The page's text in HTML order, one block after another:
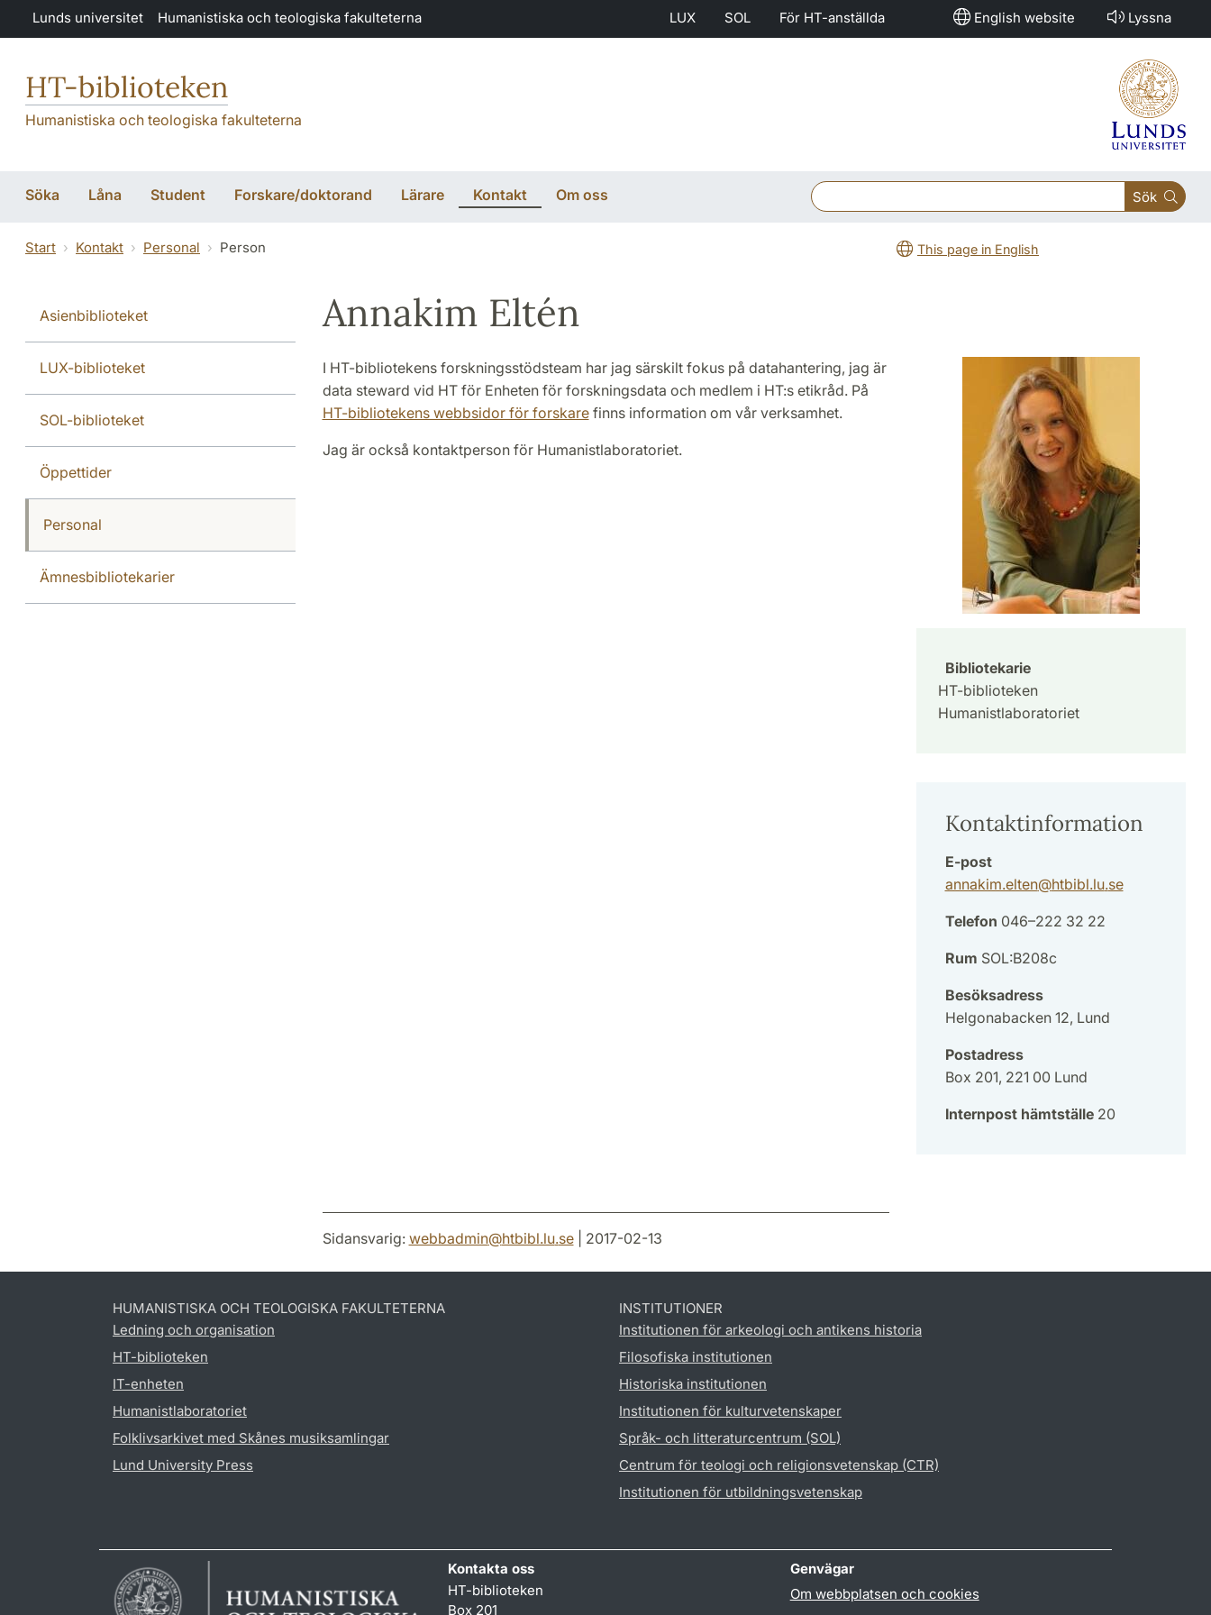
Hoppa till huvudinnehåll
Lunds universitet Humanistiska och teologiska fakulteterna LUX SOL För HT-anställda English website Lyssna
HT-biblioteken
Humanistiska och teologiska fakulteterna
Söka Låna Student Forskare/doktorand Lärare Kontakt Om oss Sök
Start Kontakt Personal Person This page in English
Asienbiblioteket
LUX-biblioteket
SOL-biblioteket
Öppettider
Personal
Ämnesbibliotekarier
Annakim Eltén
I HT-bibliotekens forskningsstödsteam har jag särskilt fokus på datahantering, jag är
data steward vid HT för Enheten för forskningsdata och medlem i HT:s etikråd. På
HT-bibliotekens webbsidor för forskarefinns information om vår verksamhet.
Jag är också kontaktperson för Humanistlaboratoriet.
Bibliotekarie
HT-biblioteken
Humanistlaboratoriet
Kontaktinformation
E-post
annakim.elten@htbibl.lu.se
Telefon 046–222 32 22
Rum SOL:B208c
Besöksadress
Helgonabacken 12, Lund
Postadress
Box 201, 221 00 Lund
Internpost hämtställe20
Sidansvarig: webbadmin@htbibl.lu.se| 2017-02-13
HUMANISTISKA OCH TEOLOGISKA FAKULTETERNA
Ledning och organisation
HT-biblioteken
IT-enheten
Humanistlaboratoriet
Folklivsarkivet med Skånes musiksamlingar
Lund University Press
INSTITUTIONER
Institutionen för arkeologi och antikens historia
Filosofiska institutionen
Historiska institutionen
Institutionen för kulturvetenskaper
Språk- och litteraturcentrum (SOL)
Centrum för teologi och religionsvetenskap (CTR)
Institutionen för utbildningsvetenskap
Kontakta oss
HT-biblioteken
Box 201
Genvägar
Om webbplatsen och cookies